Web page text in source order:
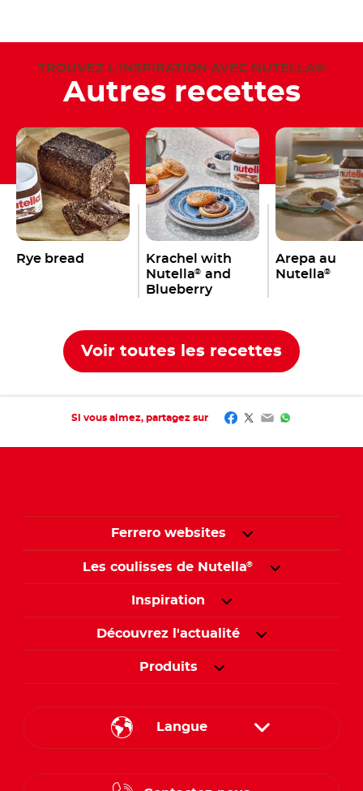
TROUVEZ L'INSPIRATION AVEC NUTELLA®
Autres recettes
Rye bread
Krachel with
Nutella® and
Blueberry
Arepa au
Nutella®
Voir toutes les recettes
Si vous aimez, partagez sur Facebook
Twitter
EmailWhatsApp
Ferrero websites
Les coulisses de Nutella®
Inspiration
Découvrez l'actualité
Produits
Langue